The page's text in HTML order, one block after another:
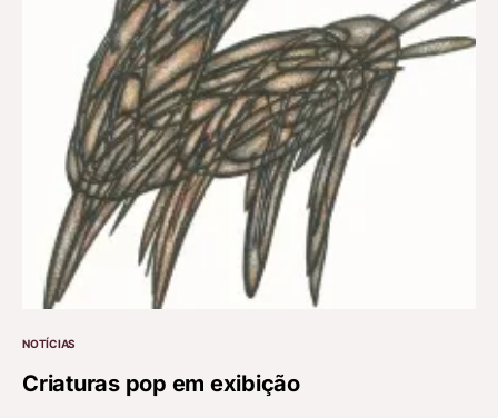
NOTÍCIAS
Criaturas pop em exibição